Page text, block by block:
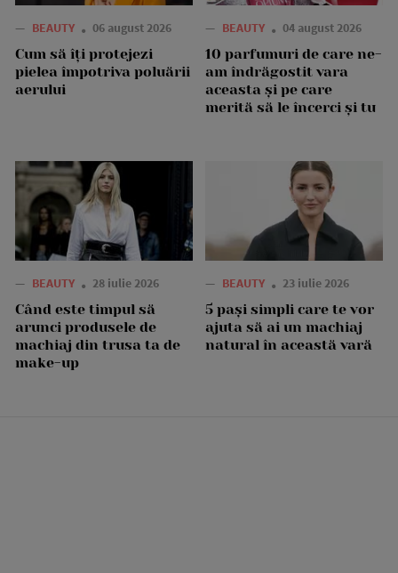
— BEAUTY 06 august 2026
Cum să îți protejezi
pielea împotriva poluării
aerului
— BEAUTY 04 august 2026
10 parfumuri de care ne-
am îndrăgostit vara
aceasta și pe care
merită să le încerci și tu
— BEAUTY 28 iulie 2026
Când este timpul să
arunci produsele de
machiaj din trusa ta de
make-up
— BEAUTY 23 iulie 2026
5 pași simpli care te vor
ajuta să ai un machiaj
natural în această vară